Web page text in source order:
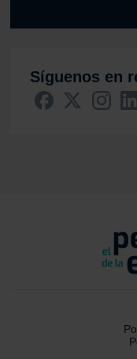
Síguenos en